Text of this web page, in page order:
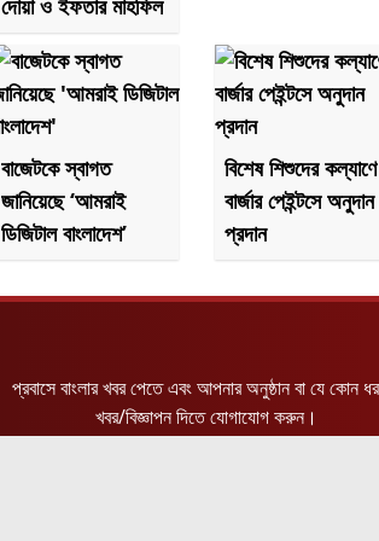
বাজেটকে স্বাগত
জানিয়েছে ‘আমরাই
ডিজিটাল বাংলাদেশ’
বিশেষ শিশুদের কল্যাণে
বার্জার পেইন্টসে অনুদান
প্রদান
প্রবাসে বাংলার খবর পেতে এবং আপনার অনুষ্ঠান বা যে কোন
খবর/বিজ্ঞাপন দিতে যোগাযোগ করুন।